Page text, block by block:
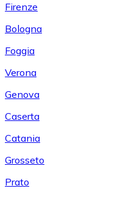
Firenze
Bologna
Foggia
Verona
Genova
Caserta
Catania
Grosseto
Prato